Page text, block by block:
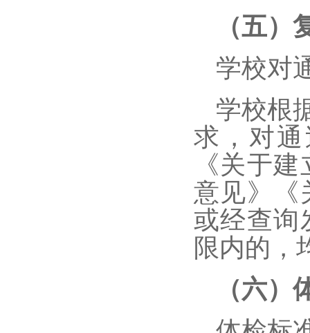
（五）
学校对
学校根
求，对
《关于
意见》《
或经查询
限内的，
（六）